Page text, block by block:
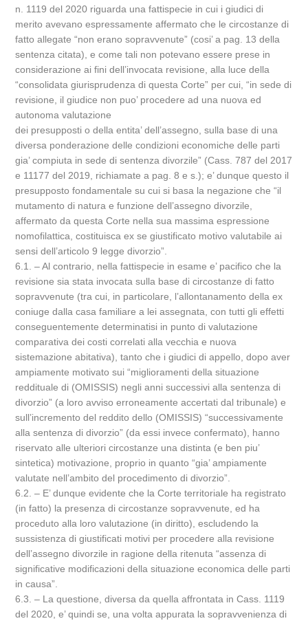
n. 1119 del 2020 riguarda una fattispecie in cui i giudici di
merito avevano espressamente affermato che le circostanze di
fatto allegate “non erano sopravvenute” (cosi’ a pag. 13 della
sentenza citata), e come tali non potevano essere prese in
considerazione ai fini dell’invocata revisione, alla luce della
“consolidata giurisprudenza di questa Corte” per cui, “in sede di
revisione, il giudice non puo’ procedere ad una nuova ed
autonoma valutazione
dei presupposti o della entita’ dell’assegno, sulla base di una
diversa ponderazione delle condizioni economiche delle parti
gia’ compiuta in sede di sentenza divorzile” (Cass. 787 del 2017
e 11177 del 2019, richiamate a pag. 8 e s.); e’ dunque questo il
presupposto fondamentale su cui si basa la negazione che “il
mutamento di natura e funzione dell’assegno divorzile,
affermato da questa Corte nella sua massima espressione
nomofilattica, costituisca ex se giustificato motivo valutabile ai
sensi dell’articolo 9 legge divorzio”.
6.1. – Al contrario, nella fattispecie in esame e’ pacifico che la
revisione sia stata invocata sulla base di circostanze di fatto
sopravvenute (tra cui, in particolare, l’allontanamento della ex
coniuge dalla casa familiare a lei assegnata, con tutti gli effetti
conseguentemente determinatisi in punto di valutazione
comparativa dei costi correlati alla vecchia e nuova
sistemazione abitativa), tanto che i giudici di appello, dopo aver
ampiamente motivato sui “miglioramenti della situazione
reddituale di (OMISSIS) negli anni successivi alla sentenza di
divorzio” (a loro avviso erroneamente accertati dal tribunale) e
sull’incremento del reddito dello (OMISSIS) “successivamente
alla sentenza di divorzio” (da essi invece confermato), hanno
riservato alle ulteriori circostanze una distinta (e ben piu’
sintetica) motivazione, proprio in quanto “gia’ ampiamente
valutate nell’ambito del procedimento di divorzio”.
6.2. – E’ dunque evidente che la Corte territoriale ha registrato
(in fatto) la presenza di circostanze sopravvenute, ed ha
proceduto alla loro valutazione (in diritto), escludendo la
sussistenza di giustificati motivi per procedere alla revisione
dell’assegno divorzile in ragione della ritenuta “assenza di
significative modificazioni della situazione economica delle parti
in causa”.
6.3. – La questione, diversa da quella affrontata in Cass. 1119
del 2020, e’ quindi se, una volta appurata la sopravvenienza di